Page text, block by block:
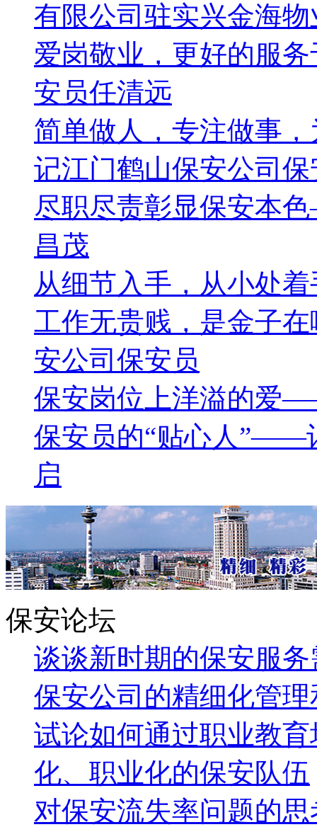
有限公司驻实兴金海
爱岗敬业，更好的服
安员任清远
简单做人，专注做事
记江门鹤山保安公司
尽职尽责彰显保安本
昌茂
从细节入手，从小处
工作无贵贱，是金子
安公司保安员
保安岗位上洋溢的爱
保安员的“贴心人”——
启
保安论坛
谈谈新时期的保安服
保安公司的精细化管
试论如何通过职业教
化、职业化的保安队伍
对保安流失率问题的思